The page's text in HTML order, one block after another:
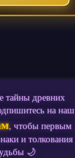
тайны древних
на наш
, чтобы первым
и толкования
🌙